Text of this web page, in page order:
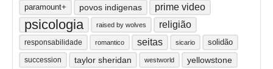
paramount+ povos indigenas prime video
psicologia raised by wolves religião
responsabilidade romantico seitas sicario solidão
succession taylor sheridan westworld yellowstone